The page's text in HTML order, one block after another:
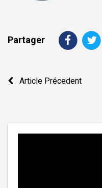
Partager
Navigation
Article Précedent